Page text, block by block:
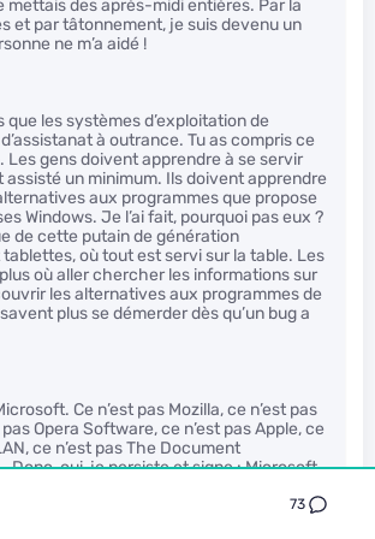
73
mettais des après-midi entières. Par la
et par tâtonnement, je suis devenu un
ne m’a aidé !
que les systèmes d’exploitation de
à outrance. Tu as compris ce
Les gens doivent apprendre à se servir
assisté un minimum. Ils doivent apprendre
aux programmes que propose
Windows. Je l’ai fait, pourquoi pas eux ?
de cette putain de génération
où tout est servi sur la table. Les
où aller chercher les informations sur
les alternatives aux programmes de
plus se démerder dès qu’un bug a
Ce n’est pas Mozilla, ce n’est pas
pas Opera Software, ce n’est pas Apple, ce
ce n’est pas The Document
Donc, oui, je persiste et signe : Microsoft
ses système d’exploitation pour
puisse savoir qu’il existe des alternatives